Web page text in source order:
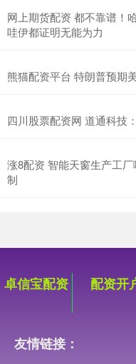
网上期货配资 都不靠谱！
哇伊都证明无能为力
熊猫配资平台 特朗普预期
四川股票配资网 道通科技
涨8配资 智能天窗生产工
制
卓信宝配资 配资开
友情链接：